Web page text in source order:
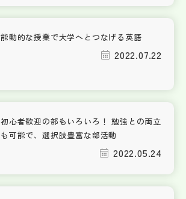
能動的な授業で大学へとつなげる英語
2022.07.22
初心者歓迎の部もいろいろ！ 勉強との両立
も可能で、選択肢豊富な部活動
2022.05.24